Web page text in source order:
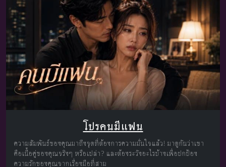
โปรคนมีแฟน
ความสัมพันธ์ของคุณมาถึงจุดที่ต้องการความมั่นใจแล้ว! มาดูกันว่าเขา
คือเนื้อคู่ของคุณจริงๆ หรือเปล่า? และต้องระวังอะไรบ้างเพื่อปกป้อง
ความรักของคุณจากเรื่องมือที่สาม